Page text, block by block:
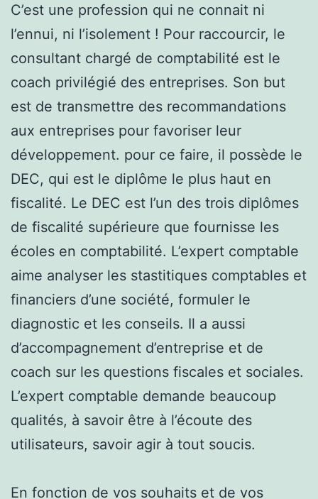
C’est une profession qui ne connait ni
l’ennui, ni l’isolement ! Pour raccourcir, le
consultant chargé de comptabilité est le
coach privilégié des entreprises. Son but
est de transmettre des recommandations
aux entreprises pour favoriser leur
développement. pour ce faire, il possède le
DEC, qui est le diplôme le plus haut en
fiscalité. Le DEC est l’un des trois diplômes
de fiscalité supérieure que fournisse les
écoles en comptabilité. L’expert comptable
aime analyser les stastitiques comptables et
financiers d’une société, formuler le
diagnostic et les conseils. Il a aussi
d’accompagnement d’entreprise et de
coach sur les questions fiscales et sociales.
L’expert comptable demande beaucoup
qualités, à savoir être à l’écoute des
utilisateurs, savoir agir à tout soucis.
En fonction de vos souhaits et de vos